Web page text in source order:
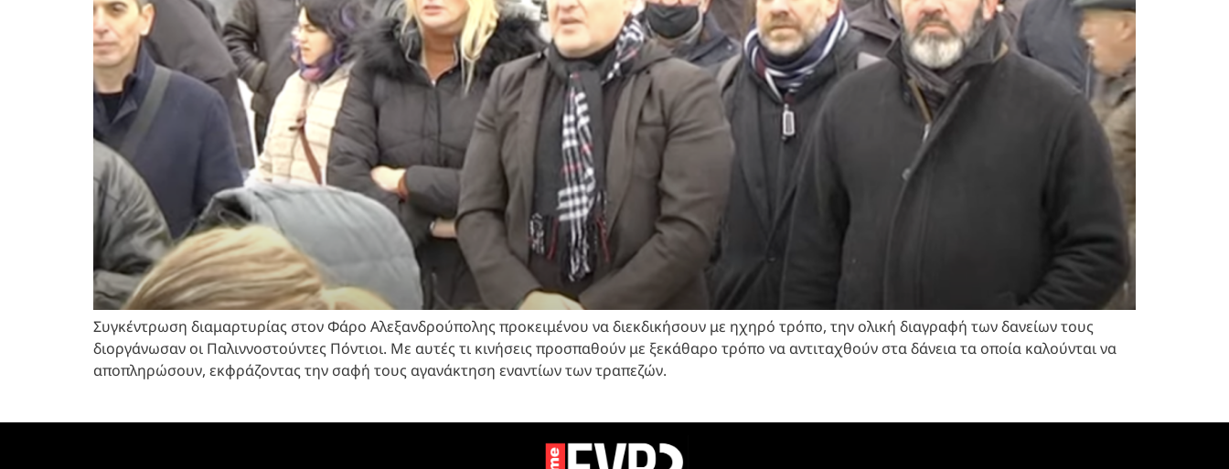
Συγκέντρωση διαμαρτυρίας στον Φάρο Αλεξανδρούπολης προκειμένου να διεκδικήσουν με ηχηρό τρόπο, την ολική διαγραφή των δανείων τους
διοργάνωσαν οι Παλιννοστούντες Πόντιοι. Με αυτές τι κινήσεις προσπαθούν με ξεκάθαρο τρόπο να αντιταχθούν στα δάνεια τα οποία καλούνται να
αποπληρώσουν, εκφράζοντας την σαφή τους αγανάκτηση εναντίων των τραπεζών.